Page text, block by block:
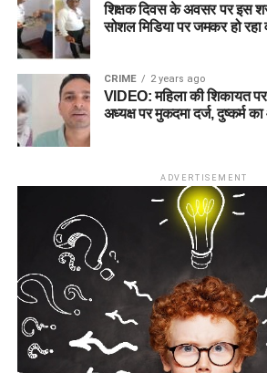
शिक्षक दिवस के अवसर पर इस
सोशल मिडिया पर जमकर हो रहा
CRIME 2 years ago
VIDEO: महिला की शिकायत
अध्यक्ष पर मुकदमा दर्ज, दुष्कर्म
ADVERTISEMENT